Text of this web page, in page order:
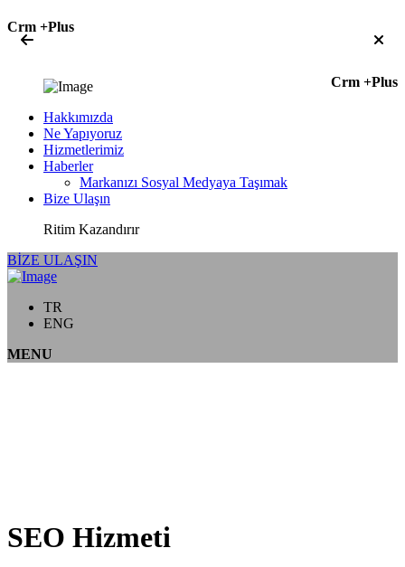
Crm +Plus
Crm +Plus
Hakkımızda
Ne Yapıyoruz
Hizmetlerimiz
Haberler
Markanızı Sosyal Medyaya Taşımak
Bize Ulaşın
Ritim Kazandırır
BİZE ULAŞIN
TR
ENG
MENU
SEO Hizmeti